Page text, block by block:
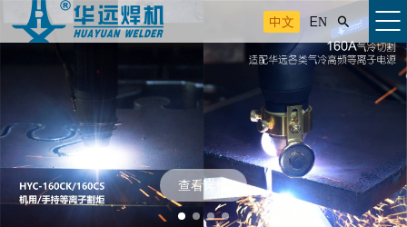
中文 EN 
查看详情